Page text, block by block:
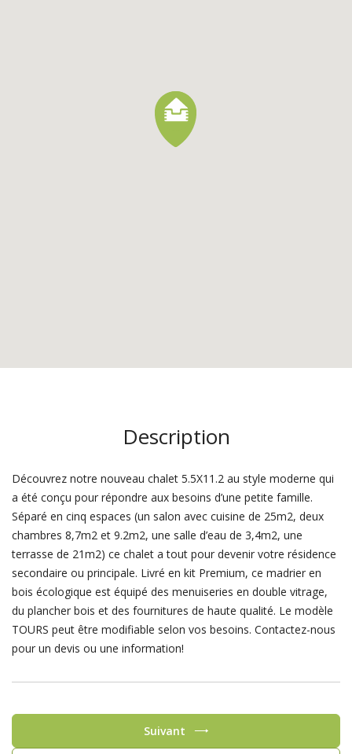
Description
Découvrez notre nouveau chalet 5.5X11.2 au style moderne qui
a été conçu pour répondre aux besoins d’une petite famille.
Séparé en cinq espaces (un salon avec cuisine de 25m2, deux
chambres 8,7m2 et 9.2m2, une salle d’eau de 3,4m2, une
terrasse de 21m2) ce chalet a tout pour devenir votre résidence
secondaire ou principale. Livré en kit Premium, ce madrier en
bois écologique est équipé des menuiseries en double vitrage,
du plancher bois et des fournitures de haute qualité. Le modèle
TOURS peut être modifiable selon vos besoins. Contactez-nous
pour un devis ou une information!
Suivant